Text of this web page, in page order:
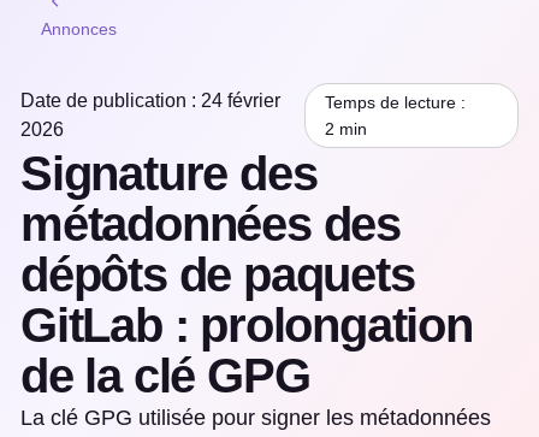
Annonces
Date de publication : 24 février
2026
Temps de lecture :
2 min
Signature des
métadonnées des
dépôts de paquets
GitLab : prolongation
de la clé GPG
La clé GPG utilisée pour signer les métadonnées